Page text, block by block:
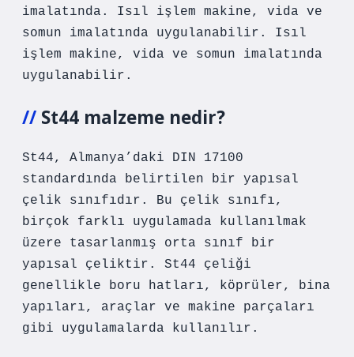
imalatında. Isıl işlem makine, vida ve
somun imalatında uygulanabilir. Isıl
işlem makine, vida ve somun imalatında
uygulanabilir.
St44 malzeme nedir?
St44, Almanya’daki DIN 17100
standardında belirtilen bir yapısal
çelik sınıfıdır. Bu çelik sınıfı,
birçok farklı uygulamada kullanılmak
üzere tasarlanmış orta sınıf bir
yapısal çeliktir. St44 çeliği
genellikle boru hatları, köprüler, bina
yapıları, araçlar ve makine parçaları
gibi uygulamalarda kullanılır.